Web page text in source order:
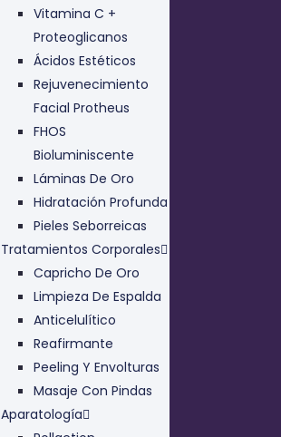
Vitamina C +
Proteoglicanos
Ácidos Estéticos
Rejuvenecimiento
Facial Protheus
FHOS
Bioluminiscente
Láminas De Oro
Hidratación Profunda
Pieles Seborreicas
Tratamientos Corporales
Capricho De Oro
Limpieza De Espalda
Anticelulítico
Reafirmante
Peeling Y Envolturas
Masaje Con Pindas
Aparatología